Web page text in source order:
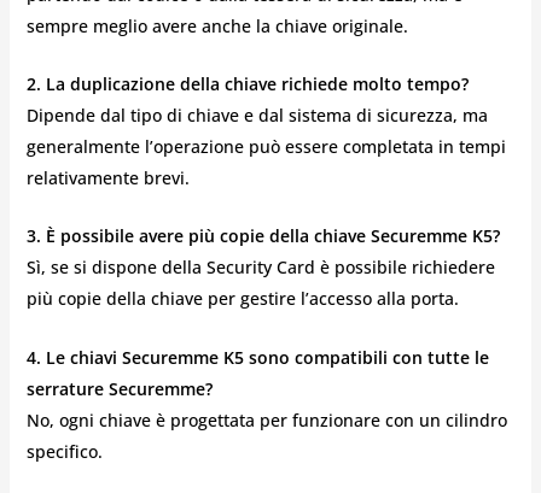
sempre meglio avere anche la chiave originale.
2. La duplicazione della chiave richiede molto tempo?
Dipende dal tipo di chiave e dal sistema di sicurezza, ma
generalmente l’operazione può essere completata in tempi
relativamente brevi.
3. È possibile avere più copie della chiave Securemme K5?
Sì, se si dispone della Security Card è possibile richiedere
più copie della chiave per gestire l’accesso alla porta.
4. Le chiavi Securemme K5 sono compatibili con tutte le
serrature Securemme?
No, ogni chiave è progettata per funzionare con un cilindro
specifico.